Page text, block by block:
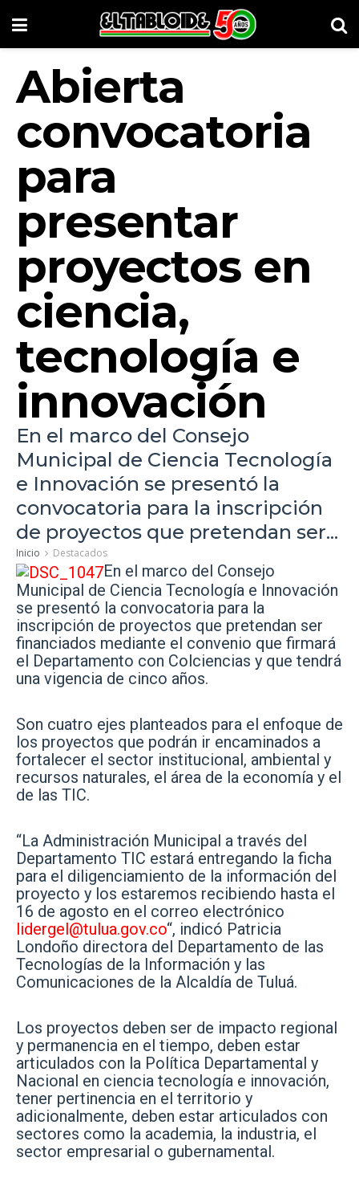
Abierta
convocatoria
para
presentar
proyectos en
ciencia,
tecnología e
innovación
En el marco del Consejo
Municipal de Ciencia Tecnología
e Innovación se presentó la
convocatoria para la inscripción
de proyectos que pretendan ser...
Inicio Destacados
En el marco del Consejo
Municipal de Ciencia Tecnología e Innovación
se presentó la convocatoria para la
inscripción de proyectos que pretendan ser
financiados mediante el convenio que firmará
el Departamento con Colciencias y que tendrá
una vigencia de cinco años.
Son cuatro ejes planteados para el enfoque de
los proyectos que podrán ir encaminados a
fortalecer el sector institucional, ambiental y
recursos naturales, el área de la economía y el
de las TIC.
“La Administración Municipal a través del
Departamento TIC estará entregando la ficha
para el diligenciamiento de la información del
proyecto y los estaremos recibiendo hasta el
16 de agosto en el correo electrónico
lidergel@tulua.gov.co“, indicó Patricia
Londoño directora del Departamento de las
Tecnologías de la Información y las
Comunicaciones de la Alcaldía de Tuluá.
Los proyectos deben ser de impacto regional
y permanencia en el tiempo, deben estar
articulados con la Política Departamental y
Nacional en ciencia tecnología e innovación,
tener pertinencia en el territorio y
adicionalmente, deben estar articulados con
sectores como la academia, la industria, el
sector empresarial o gubernamental.